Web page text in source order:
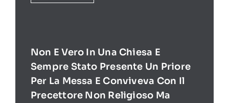
Non E Vero In Una Chiesa E
Sempre Stato Presente Un Priore
Per La Messa E Conviveva Con Il
Precettore Non Religioso Ma